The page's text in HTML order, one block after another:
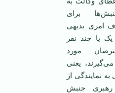
برای
امری بدیهی
یا چند نفر
مورد
یعنی
نمایندگی از
رهبری جنبش